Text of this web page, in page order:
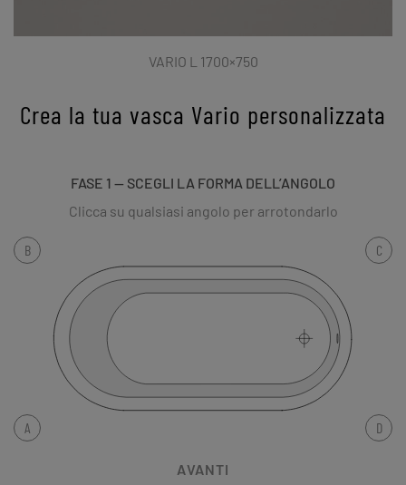
VARIO L 1700×750
Crea la tua vasca Vario personalizzata
FASE 1 — SCEGLI LA FORMA DELL’ANGOLO
Clicca su qualsiasi angolo per arrotondarlo
A
B C
D
AVANTI